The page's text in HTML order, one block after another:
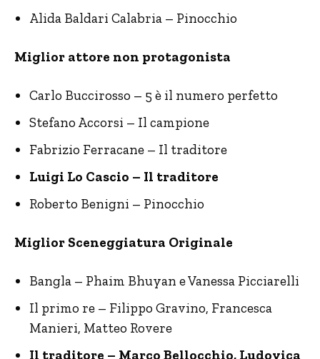
Alida Baldari Calabria – Pinocchio
Miglior attore non protagonista
Carlo Buccirosso – 5 è il numero perfetto
Stefano Accorsi – Il campione
Fabrizio Ferracane – Il traditore
Luigi Lo Cascio – Il traditore
Roberto Benigni – Pinocchio
Miglior Sceneggiatura Originale
Bangla – Phaim Bhuyan e Vanessa Picciarelli
Il primo re – Filippo Gravino, Francesca
Manieri, Matteo Rovere
Il traditore – Marco Bellocchio, Ludovica